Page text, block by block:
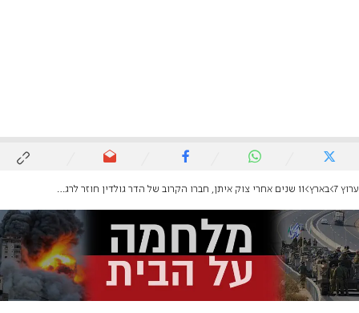
ערוץ 7 בארץ 11 שנים אחרי צוק איתן, חברו הקרוב של הדר גולדין חוזר לרגע החטיפה ולכאב שלא נעלם | ראיון